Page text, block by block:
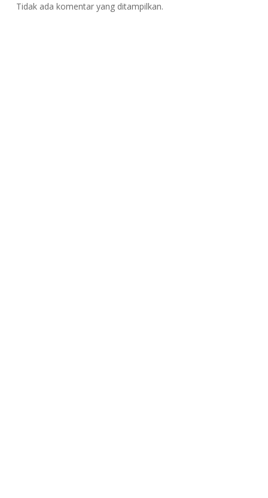
Tidak ada komentar yang ditampilkan.